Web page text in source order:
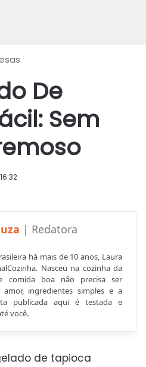
De
Sem
há mais de 10 anos, Laura
Nasceu na cozinha da
comida boa não precisa ser
ingredientes simples e a
publicada aqui é testada e
você.
de tapioca